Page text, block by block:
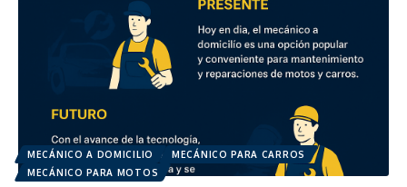
MECÁNICO A DOMICILIO
MECÁNICO PARA CARROS
MECÁNICO PARA MOTOS